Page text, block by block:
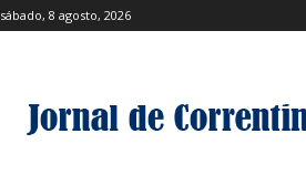
sábado, 8 agosto, 2026